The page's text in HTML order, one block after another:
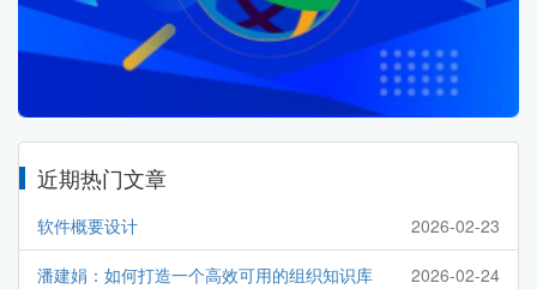
近期热门文章
软件概要设计 2026-02-23
潘建娟：如何打造一个高效可用的组织知识库 2026-02-24